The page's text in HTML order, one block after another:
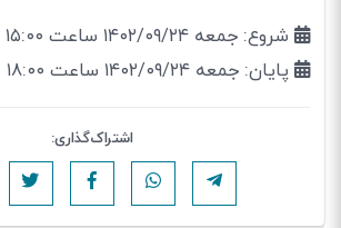
شروع: جمعه ۱۴۰۲/۰۹/۲۴ ساعت ۱۵:۰۰
پایان: جمعه ۱۴۰۲/۰۹/۲۴ ساعت ۱۸:۰۰
اشتراک‌گذاری: